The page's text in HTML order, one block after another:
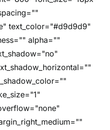
text_color="#d9d9d9"
alpha=""